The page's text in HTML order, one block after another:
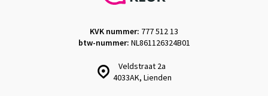
Veldstraat 2a
4033AK, Lienden
KVK nummer: 777 512 13
btw-nummer: NL861126324B01